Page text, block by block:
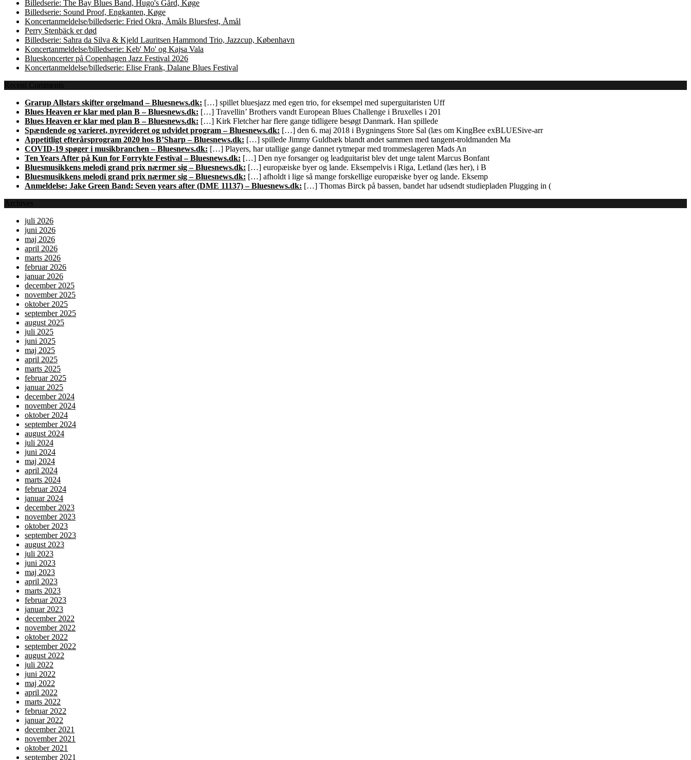
Billedserie: The Bay Blues Band, Hugo's Gård, Køge
Billedserie: Sound Proof, Engkanten, Køge
Koncertanmeldelse/billedserie: Fried Okra, Åmåls Bluesfest, Åmål
Perry Stenbäck er død
Billedserie: Sahra da Silva & Kjeld Lauritsen Hammond Trio, Jazzcup, København
Koncertanmeldelse/billedserie: Keb' Mo' og Kajsa Vala
Blueskoncerter på Copenhagen Jazz Festival 2026
Koncertanmeldelse/billedserie: Elise Frank, Dalane Blues Festival
Recent Comments
Grarup Allstars skifter orgelmand – Bluesnews.dk: […] spillet bluesjazz med egen trio, for eksempel med superguitaristen Uff
Blues Heaven er klar med plan B – Bluesnews.dk: […] Travellin’ Brothers vandt European Blues Challenge i Bruxelles i 201
Blues Heaven er klar med plan B – Bluesnews.dk: […] Kirk Fletcher har flere gange tidligere besøgt Danmark. Han spillede
Spændende og varieret, nyrevideret og udvidet program – Bluesnews.dk: […] den 6. maj 2018 i Bygningens Store Sal (læs om KingBee exBLUESive-arr
Appetitligt efterårsprogram 2020 hos B’Sharp – Bluesnews.dk: […] spillede Jimmy Guldbæk blandt andet sammen med tangent-troldmanden Ma
COVID-19 spøger i musikbranchen – Bluesnews.dk: […] Players, har utallige gange dannet rytmepar med trommeslageren Mads An
Ten Years After på Kun for Forrykte Festival – Bluesnews.dk: […] Den nye forsanger og leadguitarist blev det unge talent Marcus Bonfant
Bluesmusikkens melodi grand prix nærmer sig – Bluesnews.dk: […] europæiske byer og lande. Eksempelvis i Riga, Letland (læs her), i B
Bluesmusikkens melodi grand prix nærmer sig – Bluesnews.dk: […] afholdt i lige så mange forskellige europæiske byer og lande. Eksemp
Anmeldelse: Jake Green Band: Seven years after (DME 11137) – Bluesnews.dk: […] Thomas Birck på bassen, bandet har udsendt studiepladen Plugging in (
Archives
juli 2026
juni 2026
maj 2026
april 2026
marts 2026
februar 2026
januar 2026
december 2025
november 2025
oktober 2025
september 2025
august 2025
juli 2025
juni 2025
maj 2025
april 2025
marts 2025
februar 2025
januar 2025
december 2024
november 2024
oktober 2024
september 2024
august 2024
juli 2024
juni 2024
maj 2024
april 2024
marts 2024
februar 2024
januar 2024
december 2023
november 2023
oktober 2023
september 2023
august 2023
juli 2023
juni 2023
maj 2023
april 2023
marts 2023
februar 2023
januar 2023
december 2022
november 2022
oktober 2022
september 2022
august 2022
juli 2022
juni 2022
maj 2022
april 2022
marts 2022
februar 2022
januar 2022
december 2021
november 2021
oktober 2021
september 2021